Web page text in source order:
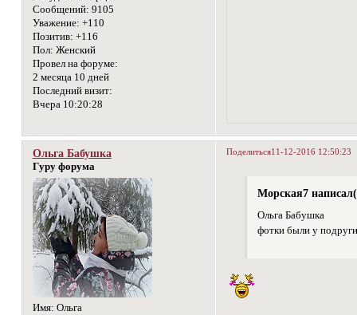
Сообщений: 9105
Уважение: +110
Позитив: +116
Пол: Женский
Провел на форуме:
2 месяца 10 дней
Последний визит:
Вчера 10:20:28
Поделиться11-12-2016 12:50:23
Ольга Бабушка
Гуру форума
Имя: Ольга
Морская7
Ольга Бабушка
фотки были у